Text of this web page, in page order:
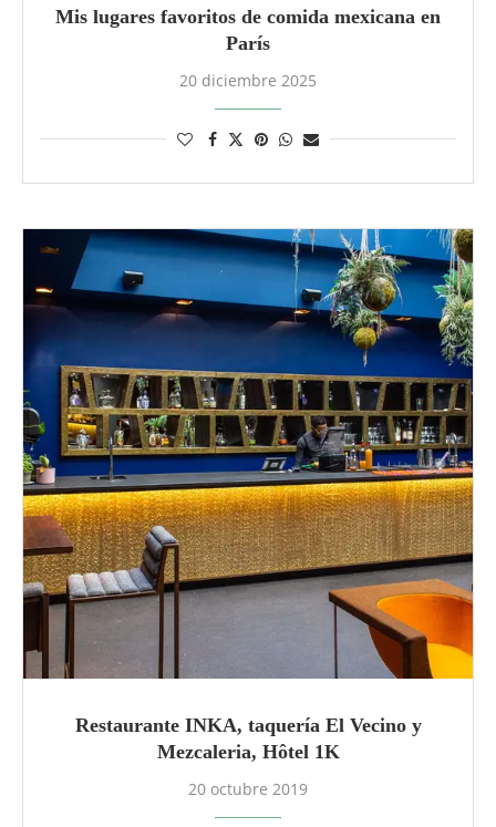
Mis lugares favoritos de comida mexicana en
París
20 diciembre 2025
Restaurante INKA, taquería El Vecino y
Mezcaleria, Hôtel 1K
20 octubre 2019